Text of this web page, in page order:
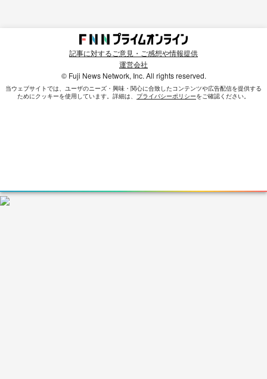
記事に対するご意見・ご感想や情報提供
運営会社
© Fuji News Network, Inc. All rights reserved.
当ウェブサイトでは、ユーザのニーズ・興味・関⼼に合致したコンテンツや広告配信を提供する
ためにクッキーを使⽤しています。詳細は、 プライバシーポリシーをご確認ください。